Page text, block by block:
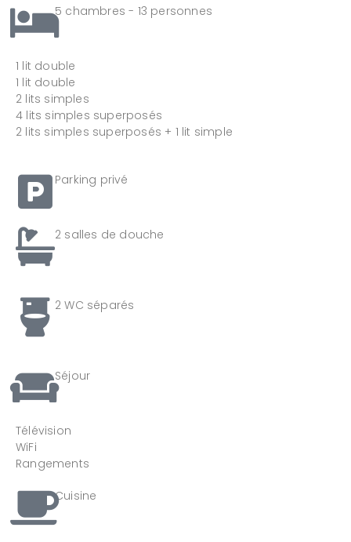
5 chambres - 13 personnes
1 lit double
1 lit double
2 lits simples
4 lits simples superposés
2 lits simples superposés + 1 lit simple
Parking privé
2 salles de douche
2 WC séparés
Séjour
Télévision
WiFi
Rangements
Cuisine